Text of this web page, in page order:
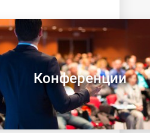
Конференции